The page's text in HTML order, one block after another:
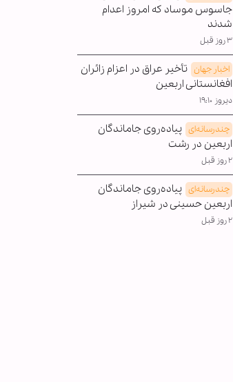
جاسوس موساد که امروز اعدام
شدند
۳ روز قبل
اخبار جهان تأخیر عراق در اعزام زائران
افغانستانی اربعین
دیروز ۱۹:۱۰
چندرسانه‌ای پیاده‌روی جاماندگان
اربعین در رشت
۲ روز قبل
چندرسانه‌ای پیاده‌روی جاماندگان
اربعین حسینی در شیراز
۲ روز قبل